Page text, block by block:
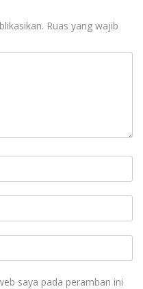
Ruas yang wajib
saya pada peramban ini